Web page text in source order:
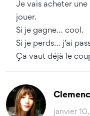
Je vais acheter
jouer.
Si je gagne… cool.
Si je perds… j’ai
Ça vaut déjà le
janvier